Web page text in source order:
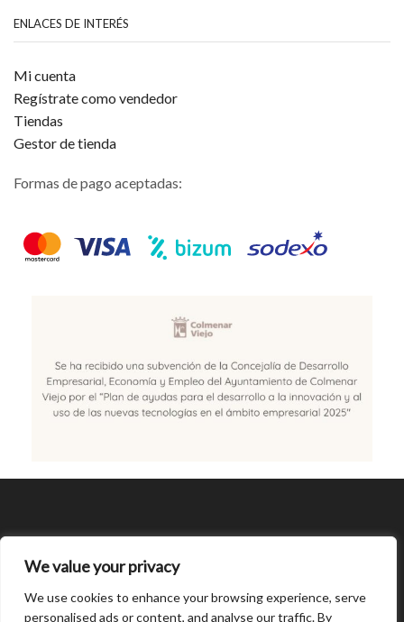
We value your privacy
We use cookies to enhance your browsing experience, serve
personalised ads or content, and analyse our traffic. By
ENLACES DE INTERÉS
Mi cuenta
Regístrate como vendedor
Tiendas
Gestor de tienda
Formas de pago aceptadas: